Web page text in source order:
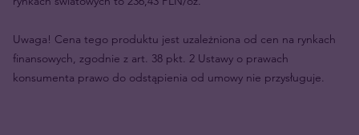
Uwaga! Cena tego produktu jest uzależniona od cen na rynkach
finansowych, zgodnie z art. 38 pkt. 2 Ustawy o prawach
konsumenta prawo do odstąpienia od umowy nie przysługuje.